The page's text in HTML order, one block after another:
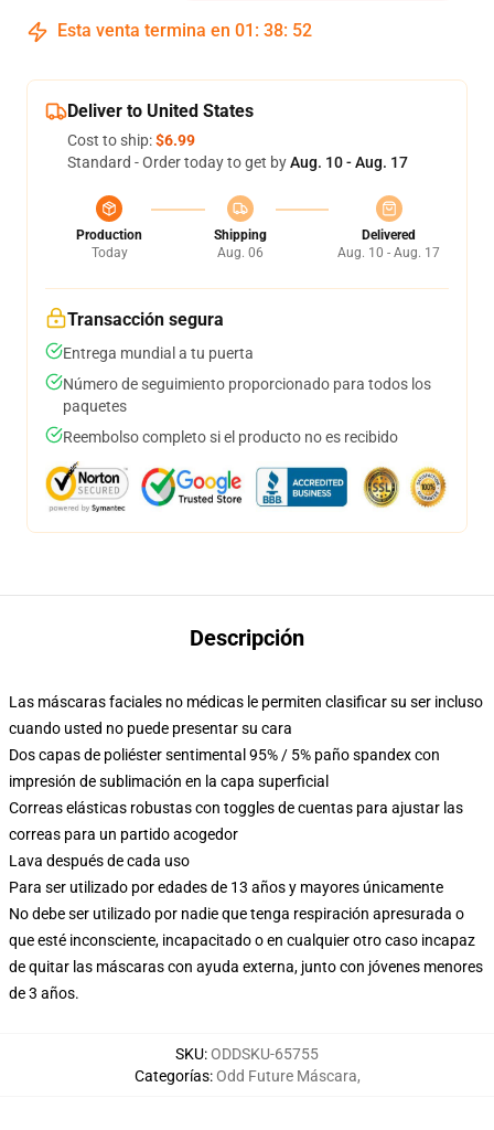
Esta venta termina en 01 : 38: 52
Deliver to United States
Cost to ship:$6.99
Standard - Order today to get byAug. 10 - Aug. 17
Production
Today
Shipping
Aug. 06
Delivered
Aug. 10 - Aug. 17
Transacción segura
Entrega mundial a tu puerta
Número de seguimiento proporcionado para todos los
paquetes
Reembolso completo si el producto no es recibido
Descripción
Las máscaras faciales no médicas le permiten clasificar su ser incluso
cuando usted no puede presentar su cara
Dos capas de poliéster sentimental 95% / 5% paño spandex con
impresión de sublimación en la capa superficial
Correas elásticas robustas con toggles de cuentas para ajustar las
correas para un partido acogedor
Lava después de cada uso
Para ser utilizado por edades de 13 años y mayores únicamente
No debe ser utilizado por nadie que tenga respiración apresurada o
que esté inconsciente, incapacitado o en cualquier otro caso incapaz
de quitar las máscaras con ayuda externa, junto con jóvenes menores
de 3 años.
SKU:ODDSKU-65755
Categorías:Odd Future Máscara,